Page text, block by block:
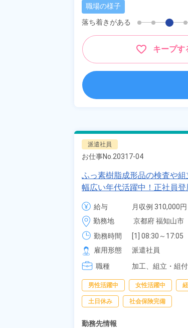
職場の様子
落ち着きがある
キープす
派遣社員
お仕事No. 20317-04
ふっ素樹脂成形品の検査や
幅広い年代活躍中！正社員
給与
月収例 310,000
時給 1,400円～
勤務地
京都府 福知山市
勤務時間
[1] 08:30～17:05
[2] 20:30～05:05
雇用形態
派遣社員
職種
加工、 組立・組付
男性活躍中 女性活躍中
土日休み 社会保険完備
勤務先情報